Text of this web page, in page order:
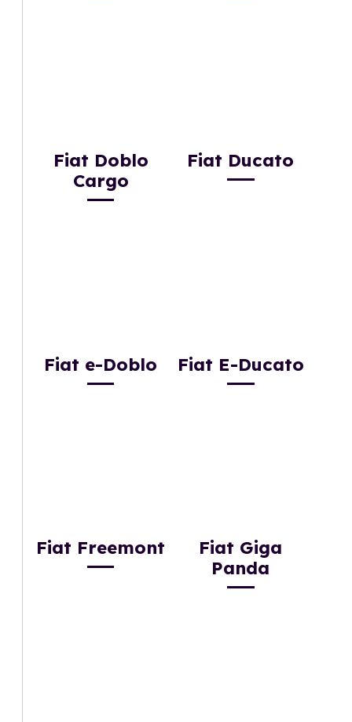
Fiat Doblo
Cargo
Fiat Ducato
Fiat e-Doblo Fiat E-Ducato
Fiat Freemont
Fiat Giga
Panda